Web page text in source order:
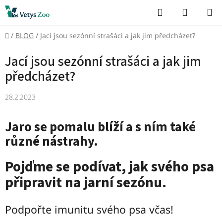
Přejít
na
obsah
Hledat
KOŠÍK
Domů
/ BLOG / Jací jsou sezónní strašáci a jak jim předcházet?
Jací jsou sezónní strašáci a jak jim
předcházet?
28.2.2023
Jaro se pomalu blíží a s ním také
různé nástrahy.
Pojďme se podívat, jak svého psa
připravit na jarní sezónu.
Podpořte imunitu svého psa včas!